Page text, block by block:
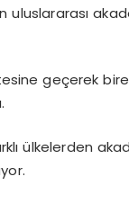
geçerek
ülkelerden